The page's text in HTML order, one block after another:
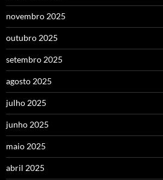
novembro 2025
outubro 2025
setembro 2025
agosto 2025
julho 2025
junho 2025
maio 2025
abril 2025